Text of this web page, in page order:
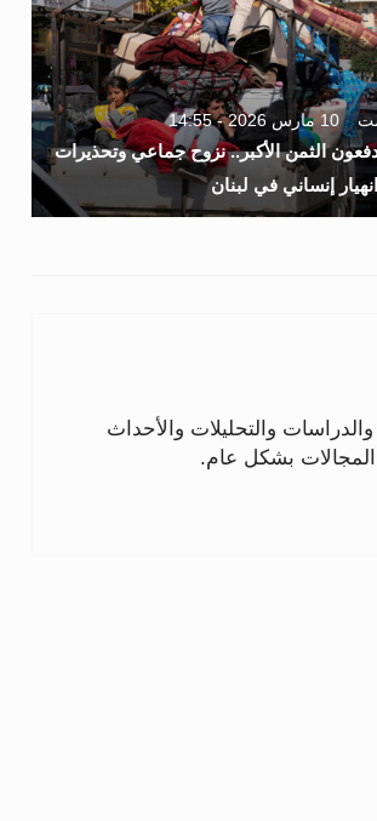
10 مارس 2026 - 14:55
الثمن الأكبر.. نزوح جماعي وتحذيرات
إنساني في لبنان
والتحليلات والأحداث
بشكل عام.